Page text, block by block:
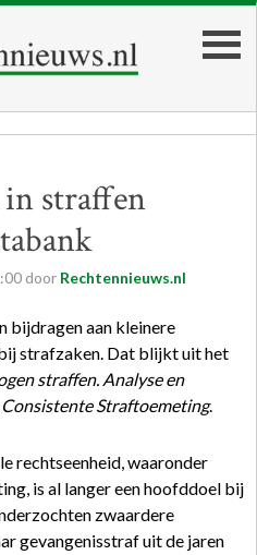
straffen
door Rechtennieuws.nl
bijdragen aan kleinere
strafzaken. Dat blijkt uit het
straffen. Analyse en
Straftoemeting.
rechtseenheid, waaronder
is al langer een hoofddoel bij
zwaardere
gevangenisstraf uit de jaren